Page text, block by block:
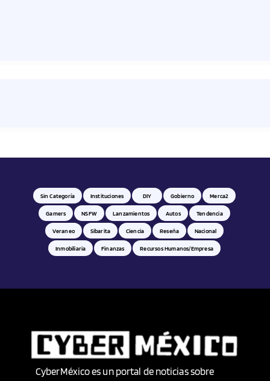
Sin Categoría Instituciones DIY Gobierno Merca2
Gamers NSFW Lanzamientos Autos Tendencia
Veraneo Sibarita Ciencia Reseña Nacional
Inmobiliaria Finanzas Recursos Humanos/empresa
CyberMéxico es un portal de noticias sobre